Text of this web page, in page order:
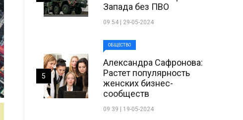
Запада без ПВО
09:54 | 29-05-2024
ОБЩЕСТВО
Александра Сафронова:
Растет популярность
женских бизнес-
сообществ
09:39 | 19-05-2024
5